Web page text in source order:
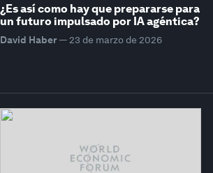
¿Es así como hay que prepararse para
un futuro impulsado por IA agéntica?
David Haber— 23 de marzo de 2026